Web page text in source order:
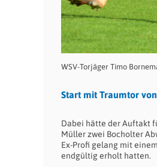
WSV-Torjäger Timo
Start mit Traumtor
Dabei hätte der Auftakt
Müller zwei Bocholter
Ex-Profi gelang mit
endgültig erholt hatten.